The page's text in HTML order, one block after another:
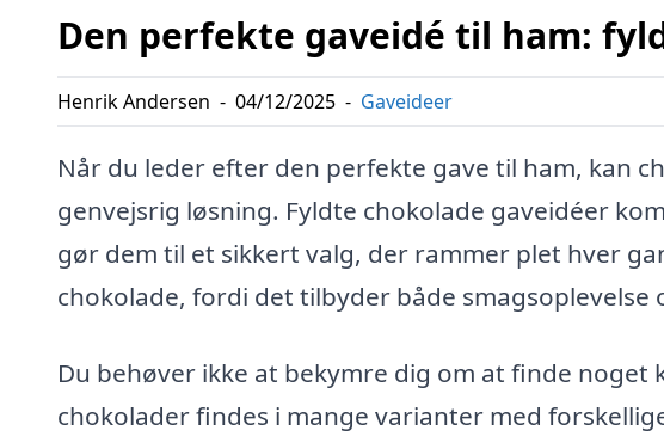
Den perfekte gaveidé til ham:
Henrik Andersen - 04/12/2025 - Gaveideer
Når du leder efter den perfekte gave til ham, kan
genvejsrig løsning. Fyldte chokolade gaveidéer
gør dem til et sikkert valg, der rammer plet hver
chokolade, fordi det tilbyder både smagsoplevelse
Du behøver ikke at bekymre dig om at finde
chokolader findes i mange varianter med